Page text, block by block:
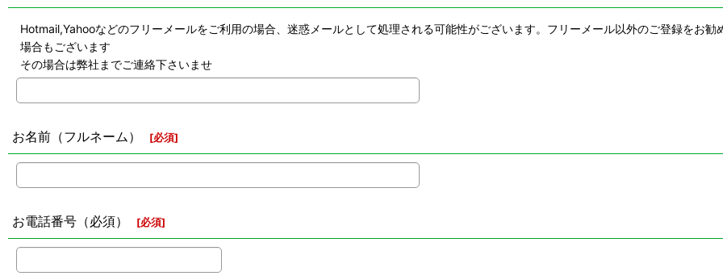
Hotmail,Yahooなどのフリーメールをご利用の場合、迷惑メールとして処理される可能性がございます。フリーメール以外のご登録をお
場合もございます
その場合は弊社までご連絡下さいませ
お名前（フルネーム） [必須]
お電話番号（必須） [必須]